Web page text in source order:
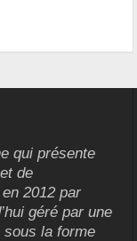
qui présente
de
2012 par
géré par une
sous la forme